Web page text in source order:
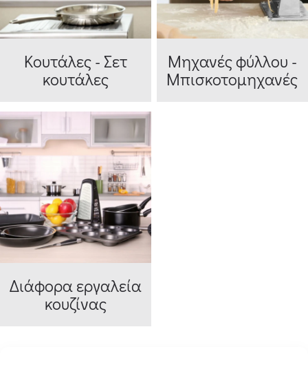
Κουτάλες - Σετ
κουτάλες
Μηχανές φύλλου -
Μπισκοτομηχανές
Διάφορα εργαλεία
κουζίνας